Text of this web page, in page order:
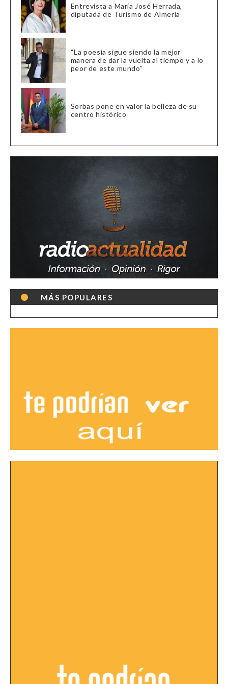
Entrevista a María José Herrada,
diputada de Turismo de Almería
“La poesía sigue siendo la mejor
manera de dar la vuelta al tiempo y a lo
peor de este mundo”
Sorbas pone en valor la belleza de su
centro histórico
MÁS POPULARES